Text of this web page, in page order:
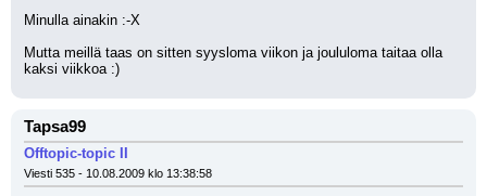
Minulla ainakin :-X
Mutta meillä taas on sitten syysloma viikon ja joululoma taitaa olla
kaksi viikkoa :)
Tapsa99
Offtopic-topic II
Viesti 535 - 10.08.2009 klo 13:38:58